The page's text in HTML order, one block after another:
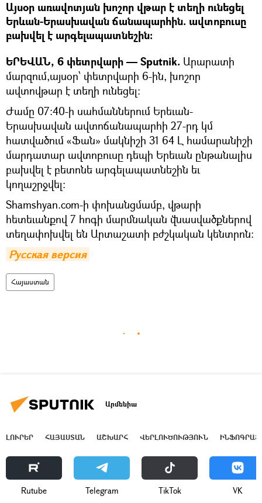
Այսօր առավոտյան խոշոր վթար է տեղի ունեցել
Երևան-Երասխավան ճանապարհին. ավտոբուսը
բախվել է արգելապատնեշին։
ԵՐԵՎԱՆ, 6 փետրվարի — Sputnik. Արարատի
մարզում,այսօր՝ փետրվարի 6-ին, խոշոր
ավտովթար է տեղի ունեցել։
Ժամը 07։40-ի սահմաններում Երեւան-
Երասխավան ավտոճանապարհի 27-րդ կմ
հատվածում «Ֆան» մակնիշի 31 64 Լ համարանիշի
մարդատար ավտոբուսը դեպի Երեւան ընթանալիս
բախվել է բետոնե արգելապատնեշին եւ
կողաշրջվել։
Shamshyan.com-ի փոխանցմամբ, վթարի
հետեւանքով 7 հոգի մարմնական վնասվածքներով
տեղափոխվել են Արտաշատի բժշկական կենտրոն։
Русская версия
Հայաստան
Արմենիա
ԼՈՒՐԵՐ ՀԱՅԱՍՏԱՆ ԱՇԽԱՐՀ ՎԵՐԼՈՒԾՈՒԹՅՈՒՆ
Rutube Telegram ТikТоk VK